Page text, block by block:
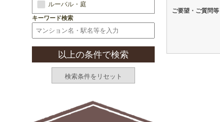
ご要望・ご質問等
ルーバル・庭
キーワード検索